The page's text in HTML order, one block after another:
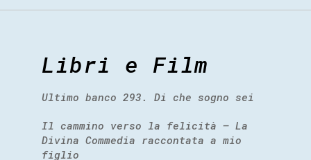
Libri e Film
Ultimo banco 293. Di che sogno sei
Il cammino verso la felicità – La
Divina Commedia raccontata a mio
figlio